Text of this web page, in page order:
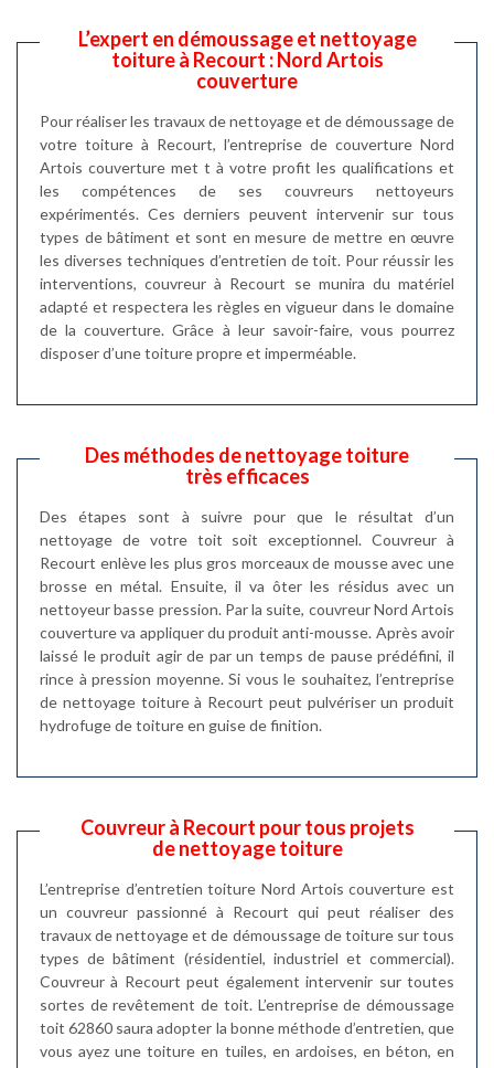
L’expert en démoussage et nettoyage
toiture à Recourt : Nord Artois
couverture
Pour réaliser les travaux de nettoyage et de démoussage de
votre toiture à Recourt, l’entreprise de couverture Nord
Artois couverture met t à votre profit les qualifications et
les compétences de ses couvreurs nettoyeurs
expérimentés. Ces derniers peuvent intervenir sur tous
types de bâtiment et sont en mesure de mettre en œuvre
les diverses techniques d’entretien de toit. Pour réussir les
interventions, couvreur à Recourt se munira du matériel
adapté et respectera les règles en vigueur dans le domaine
de la couverture. Grâce à leur savoir-faire, vous pourrez
disposer d’une toiture propre et imperméable.
Des méthodes de nettoyage toiture
très efficaces
Des étapes sont à suivre pour que le résultat d’un
nettoyage de votre toit soit exceptionnel. Couvreur à
Recourt enlève les plus gros morceaux de mousse avec une
brosse en métal. Ensuite, il va ôter les résidus avec un
nettoyeur basse pression. Par la suite, couvreur Nord Artois
couverture va appliquer du produit anti-mousse. Après avoir
laissé le produit agir de par un temps de pause prédéfini, il
rince à pression moyenne. Si vous le souhaitez, l’entreprise
de nettoyage toiture à Recourt peut pulvériser un produit
hydrofuge de toiture en guise de finition.
Couvreur à Recourt pour tous projets
de nettoyage toiture
L’entreprise d’entretien toiture Nord Artois couverture est
un couvreur passionné à Recourt qui peut réaliser des
travaux de nettoyage et de démoussage de toiture sur tous
types de bâtiment (résidentiel, industriel et commercial).
Couvreur à Recourt peut également intervenir sur toutes
sortes de revêtement de toit. L’entreprise de démoussage
toit 62860 saura adopter la bonne méthode d’entretien, que
vous ayez une toiture en tuiles, en ardoises, en béton, en